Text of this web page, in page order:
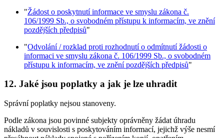
"Žádost o poskytnutí informace ve smyslu zákona č.
106/1999 Sb., o svobodném přístupu k informacím, ve znění
pozdějších předpisů"
"Odvolání / rozklad proti rozhodnutí o odmítnutí žádosti o
informaci ve smyslu zákona č. 106/1999 Sb., o svobodném
přístupu k informacím, ve znění pozdějších předpisů"
12. Jaké jsou poplatky a jak je lze uhradit
Správní poplatky nejsou stanoveny.
Podle zákona jsou povinné subjekty oprávněny žádat úhradu
nákladů v souvislosti s poskytováním informací, jejichž výše nesmí